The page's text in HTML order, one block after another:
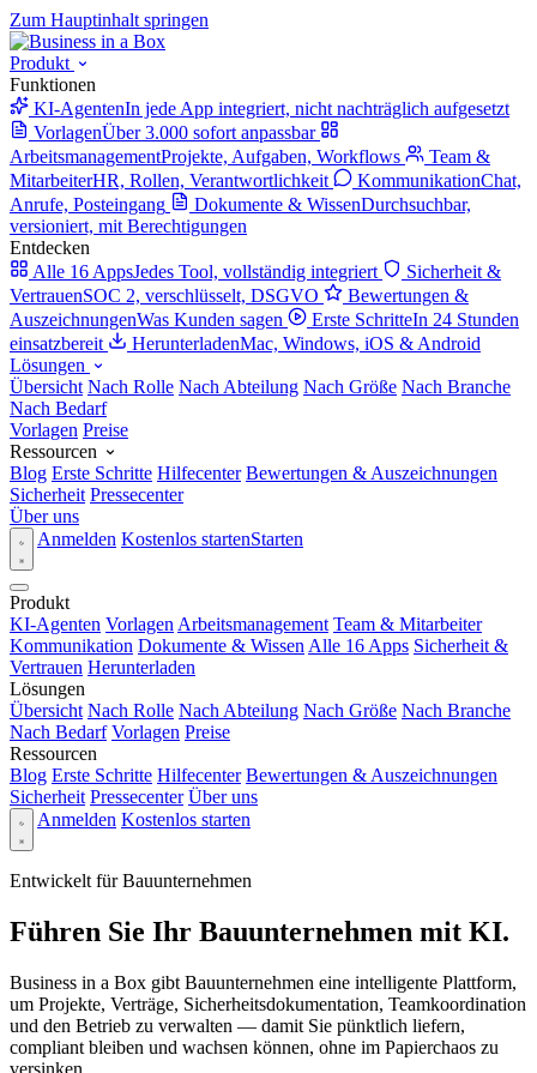
Zum Hauptinhalt springen
Produkt
Funktionen
KI-AgentenIn jede App integriert, nicht nachträglich aufgesetzt
VorlagenÜber 3.000 sofort anpassbar
ArbeitsmanagementProjekte, Aufgaben, Workflows
Team &
MitarbeiterHR, Rollen, Verantwortlichkeit KommunikationChat,
Anrufe, Posteingang
Dokumente & WissenDurchsuchbar,
versioniert, mit Berechtigungen
Entdecken
Alle 16 AppsJedes Tool, vollständig integriert
Sicherheit &
VertrauenSOC 2, verschlüsselt, DSGVO
Bewertungen &
AuszeichnungenWas Kunden sagen Erste SchritteIn 24 Stunden
einsatzbereit
HerunterladenMac, Windows, iOS & Android
Lösungen
Übersicht Nach Rolle Nach Abteilung Nach Größe Nach Branche
Nach Bedarf
Vorlagen Preise
Ressourcen
Blog Erste Schritte Hilfecenter Bewertungen & Auszeichnungen
Sicherheit Pressecenter
Über uns
Anmelden Kostenlos startenStarten
Produkt
KI-Agenten Vorlagen Arbeitsmanagement Team & Mitarbeiter
Kommunikation Dokumente & Wissen Alle 16 Apps Sicherheit &
Vertrauen Herunterladen
Lösungen
Übersicht Nach Rolle Nach Abteilung Nach Größe Nach Branche
Nach Bedarf Vorlagen Preise
Ressourcen
Blog Erste Schritte Hilfecenter Bewertungen & Auszeichnungen
Sicherheit Pressecenter Über uns
Anmelden Kostenlos starten
Entwickelt für Bauunternehmen
Führen Sie Ihr Bauunternehmen mit KI.
Business in a Box gibt Bauunternehmen eine intelligente Plattform,
um Projekte, Verträge, Sicherheitsdokumentation, Teamkoordination
und den Betrieb zu verwalten — damit Sie pünktlich liefern,
compliant bleiben und wachsen können, ohne im Papierchaos zu
versinken.